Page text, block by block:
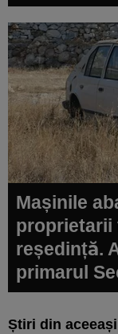
Mașinile
proprietarii
reședință.
primarul
Știri din